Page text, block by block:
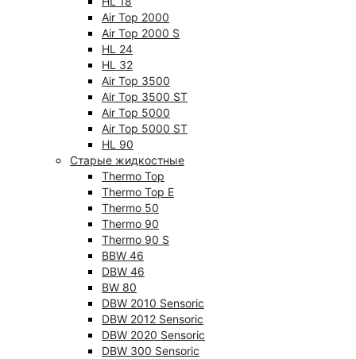
Air Top 2000
Air Top 2000 S
HL 24
HL 32
Air Top 3500
Air Top 3500 ST
Air Top 5000
Air Top 5000 ST
HL 90
Старые жидкостные
Thermo Top
Thermo Top E
Thermo 50
Thermo 90
Thermo 90 S
BBW 46
DBW 46
BW 80
DBW 2010 Sensoric
DBW 2012 Sensoric
DBW 2020 Sensoric
DBW 300 Sensoric